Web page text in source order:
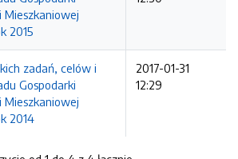
Mieszkaniowej
2015
zadań, celów i
Gospodarki
Mieszkaniowej
2014
2017-01-31
12:29